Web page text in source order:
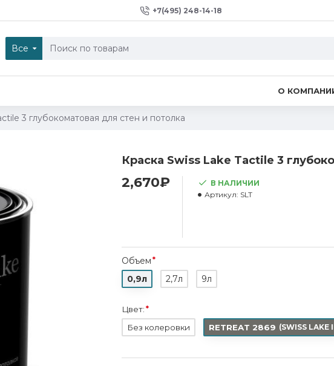
+7(495) 248-14-18
Все
О
3 глубокоматовая для стен и потолка
Краска Swiss Lake Tactile 3
2,670₽
В НАЛИЧИИ
Артикул: SLT
Объем
0,9л
2,7л 9л
Цвет:
Без колеровки
RETREAT 2869 (SWISS LAKE